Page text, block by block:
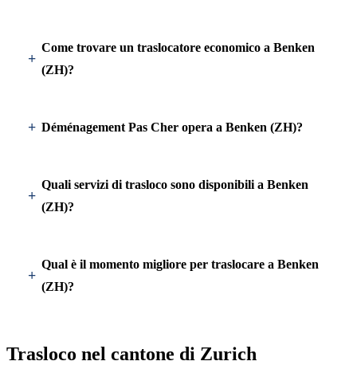
Come trovare un traslocatore economico a Benken
(ZH)?
Déménagement Pas Cher opera a Benken (ZH)?
Quali servizi di trasloco sono disponibili a Benken
(ZH)?
Qual è il momento migliore per traslocare a Benken
(ZH)?
Trasloco nel cantone di Zurich